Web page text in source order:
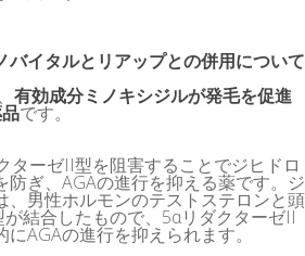
バイタルとリアップとの併用について
有効成分ミノキシジルが発毛を促進
です。
ターゼII型を阻害することでジヒドロ
防ぎ、AGAの進行を抑える薬です。ジ
、男性ホルモンのテストステロンと頭
結合したもので、5αリダクターゼII
AGAの進行を抑えられます。